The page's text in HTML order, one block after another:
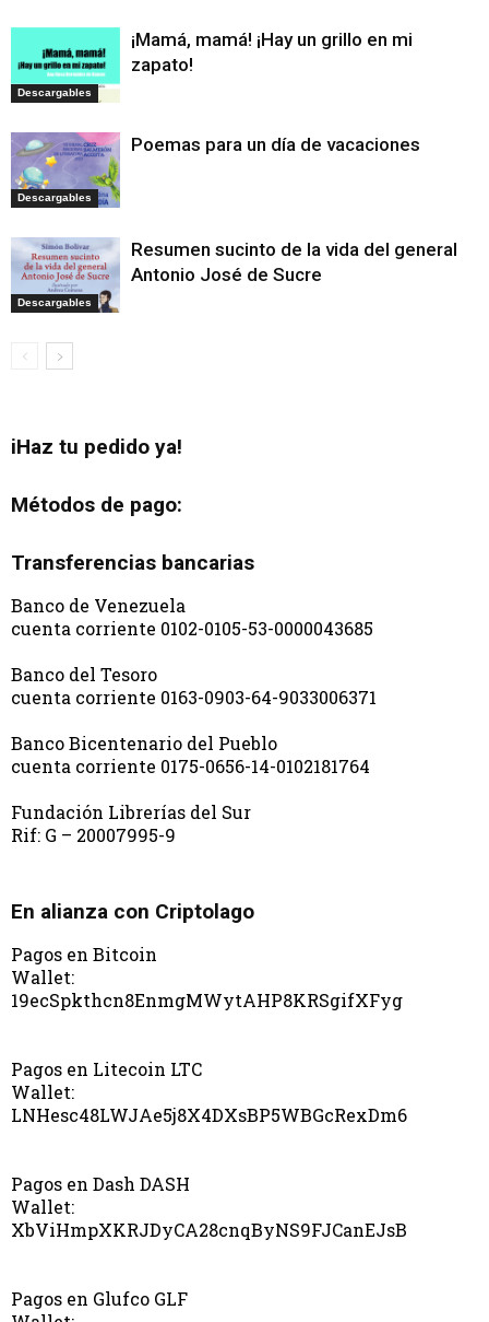
Descargables
¡Mamá, mamá! ¡Hay un grillo en mi
zapato!
Descargables
Poemas para un día de vacaciones
Descargables
Resumen sucinto de la vida del general
Antonio José de Sucre
iHaz tu pedido ya!
Métodos de pago:
Transferencias bancarias
Banco de Venezuela
cuenta corriente 0102-0105-53-0000043685
Banco del Tesoro
cuenta corriente 0163-0903-64-9033006371
Banco Bicentenario del Pueblo
cuenta corriente 0175-0656-14-0102181764
Fundación Librerías del Sur
Rif: G – 20007995-9
En alianza con Criptolago
Pagos en Bitcoin
Wallet:
19ecSpkthcn8EnmgMWytAHP8KRSgifXFyg
Pagos en Litecoin LTC
Wallet:
LNHesc48LWJAe5j8X4DXsBP5WBGcRexDm6
Pagos en Dash DASH
Wallet:
XbViHmpXKRJDyCA28cnqByNS9FJCanEJsB
Pagos en Glufco GLF